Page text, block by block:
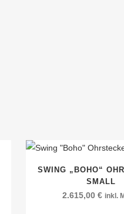
SWING „BOHO“
SMALL
2.615,00€ inkl.